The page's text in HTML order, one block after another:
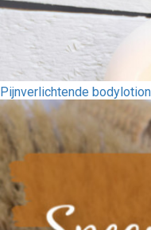
Pijnverlichtende